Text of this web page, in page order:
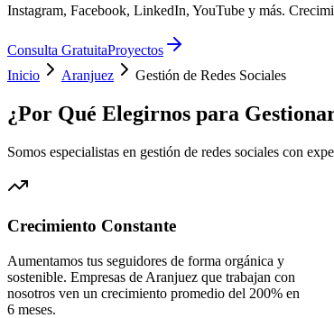
Instagram, Facebook, LinkedIn, YouTube y más.
Consulta GratuitaProyectos
Inicio
Aranjuez Gestión de Redes Sociales
¿Por Qué Elegirnos para
Somos especialistas en gestión de redes sociales con
Crecimiento Constante
Aumentamos tus seguidores de forma orgánica y
sostenible. Empresas de Aranjuez que trabajan con
nosotros ven un crecimiento promedio del 200% en
6 meses.